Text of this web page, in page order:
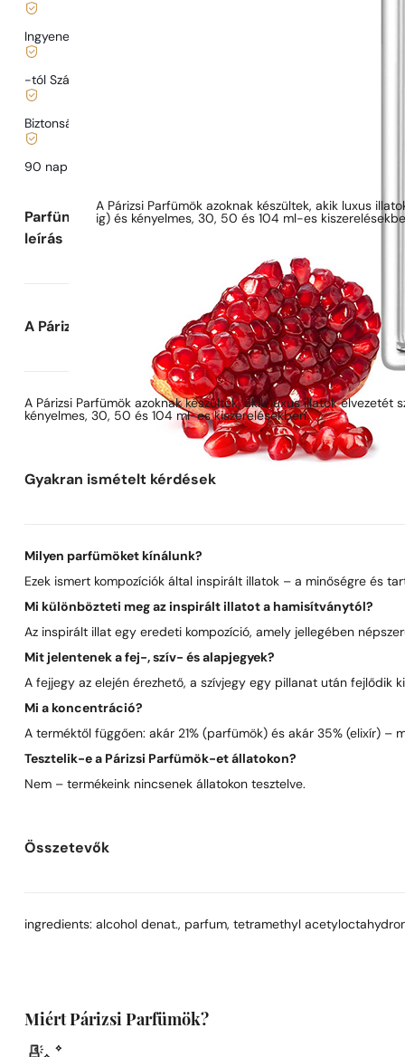
Ingyenes szállítás
-tól Szállítás
Biztonságos vásárlás és fizetés
90 nap az illat
Parfüm
leírás
A Párizsi Parfümök azoknak készültek, akik luxus
ig) és kényelmes, 30, 50 és 104 ml-es
A Párizsi Parfümök-ről
A Párizsi Parfümök azoknak készültek, akik luxus illatok
kényelmes, 30, 50 és 104 ml-es kiszerelésekben.
Gyakran ismételt kérdések
Milyen parfümöket kínálunk?
Ezek ismert kompozíciók által inspirált illatok – a minőségre és
Mi különbözteti meg az inspirált illatot a hamisítványtól?
Az inspirált illat egy eredeti kompozíció, amely jellegében
Mit jelentenek a fej-, szív- és alapjegyek?
A fejjegy az elején érezhető, a szívjegy egy pillanat után fejlődik
Mi a koncentráció?
A terméktől függően: akár 21% (parfümök) és akár 35% (elixír) –
Tesztelik-e a Párizsi Parfümök-et állatokon?
Nem – termékeink nincsenek állatokon tesztelve.
Összetevők
ingredients: alcohol denat., parfum, tetramethyl
Miért Párizsi Parfümök?